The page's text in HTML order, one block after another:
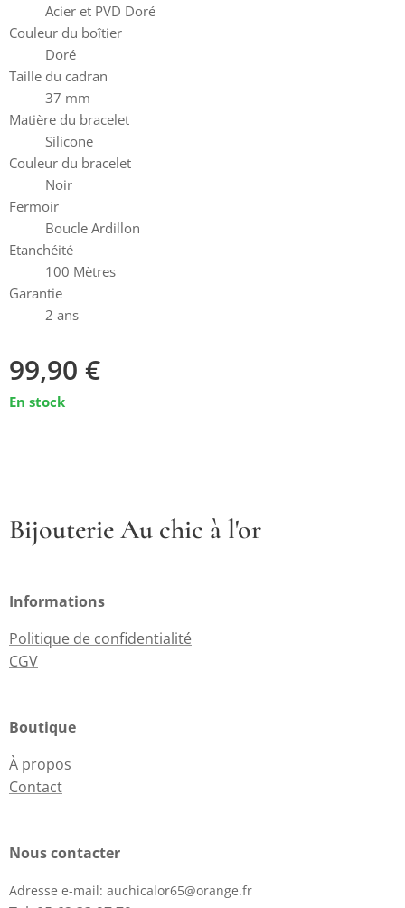
Acier et PVD Doré
Couleur du boîtier
Doré
Taille du cadran
37 mm
Matière du bracelet
Silicone
Couleur du bracelet
Noir
Fermoir
Boucle Ardillon
Etanchéité
100 Mètres
Garantie
2 ans
99,90 €
En stock
Bijouterie Au chic à l'or
Informations
Politique de confidentialité
CGV
Boutique
À propos
Contact
Nous contacter
Adresse e-mail: auchicalor65@orange.fr